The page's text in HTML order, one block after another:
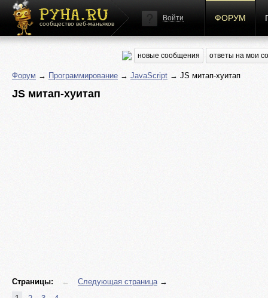
сообщество веб-маньяков
Войти ФОРУМ
новые сообщения ответы на мои
Форум → Программирование → JavaScript → JS митап-хуитап
JS митап-хуитап
Страницы: ← Следующая страница→